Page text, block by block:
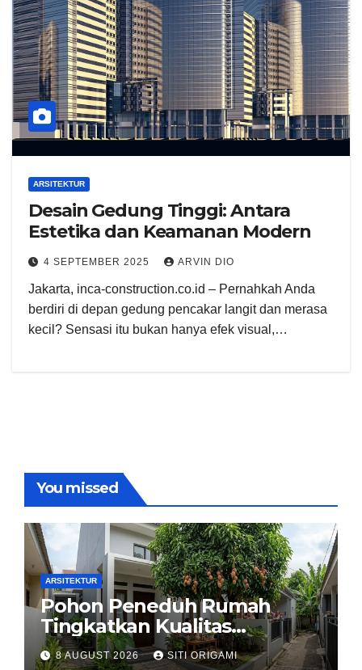
ARSITEKTUR
Desain Gedung Tinggi: Antara
Estetika dan Keamanan Modern
4 SEPTEMBER 2025 ARVIN DIO
Jakarta, inca-construction.co.id – Pernahkah Anda
berdiri di depan gedung pencakar langit dan merasa
kecil? Sensasi itu bukan hanya efek visual,…
You missed
ARSITEKTUR
Pohon Peneduh Rumah
Tingkatkan Kualitas
Arsitektur Hunian
8 AUGUST 2026 SITI ORIGAMI